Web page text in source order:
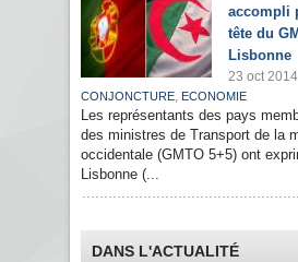
accompli
tête du
Lisbonne
23 oct 2014
CONJONCTURE, ECONOMIE
Les représentants des pays
des ministres de Transport de la
occidentale (GMTO 5+5) ont
Lisbonne (...
DANS L'ACTUALITÉ